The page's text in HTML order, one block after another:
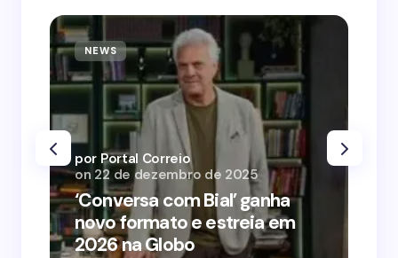
NEWS
‘Conversa com Bial’ ganha
novo formato e estreia em
2026 na Globo
por Portal Correio
on 22 de dezembro de 2025